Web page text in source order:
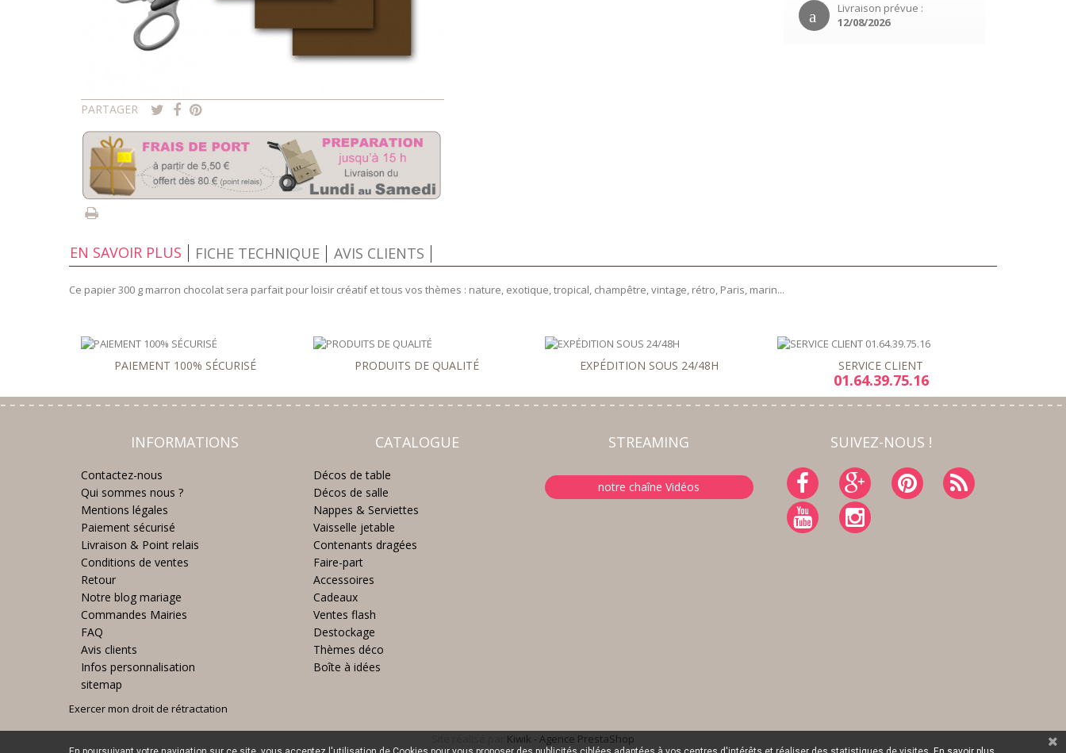
PARTAGER
Livraison prévue :
12/08/2026
EN SAVOIR PLUS FICHE TECHNIQUE AVIS CLIENTS
Ce papier 300 g marron chocolat sera parfait pour loisir créatif et tous vos thèmes : nature, exotique, tropical, champêtre, vintage, rétro, Paris, marin...
PAIEMENT 100% SÉCURISÉ PRODUITS DE QUALITÉ EXPÉDITION SOUS 24/48H SERVICE CLIENT
01.64.39.75.16
INFORMATIONS
Contactez-nous
Qui sommes nous ?
Mentions légales
Paiement sécurisé
Livraison & Point relais
Conditions de ventes
Retour
Notre blog mariage
Commandes Mairies
FAQ
Avis clients
Infos personnalisation
sitemap
CATALOGUE
Décos de table
Décos de salle
Nappes & Serviettes
Vaisselle jetable
Contenants dragées
Faire-part
Accessoires
Cadeaux
Ventes flash
Destockage
Thèmes déco
Boîte à idées
STREAMING
notre chaîne Vidéos
SUIVEZ-NOUS !
Exercer mon droit de rétractation
Kiwik - Agence PrestaShop